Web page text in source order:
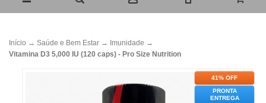
Início → Saúde e Bem Estar → Imunidade →
Vitamina D3 5,000 IU (120 caps) - Pro Size Nutrition
41% OFF
PRONTA
ENTREGA